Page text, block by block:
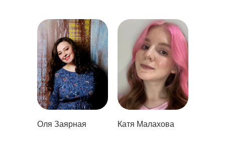
Оля Заярная Катя Малахова
Корпоративное обучение
Истории успеха
Партнерская программа
Индивидуальное обучение
Конструктор скидок